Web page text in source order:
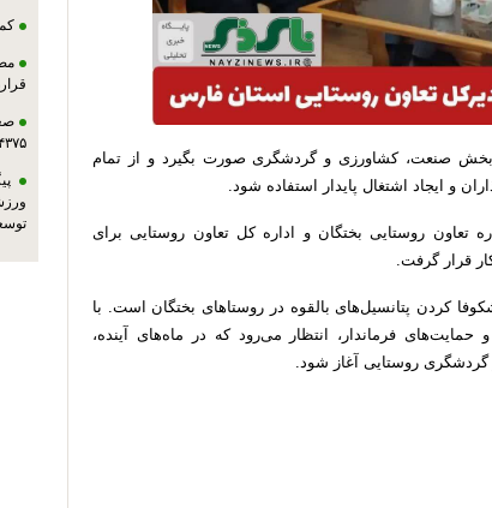
صنعت، کشاورزی و گردشگری صورت بگیرد و از تمام
و ایجاد اشتغال پایدار استفاده شود.
تعاون روستایی بختگان و اداره کل تعاون روستایی برای
قرار گرفت.
کردن پتانسیل‌های بالقوه در روستاهای بختگان است. با
فرماندار، انتظار می‌رود که در ماه‌های آینده،
روستایی آغاز شود.
۴۳۷۵ متری لاله‌زار